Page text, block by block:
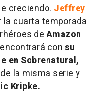
creciendo. Jeffrey
la cuarta temporada
de Amazon
con su
en Sobrenatural,
la misma serie y
Kripke.